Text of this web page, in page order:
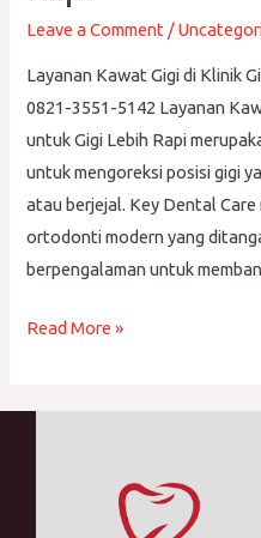
Leave a Comment /
Layanan Kawat Gigi di Klinik
0821-3551-5142 Layanan
untuk Gigi Lebih Rapi
untuk mengoreksi posisi gigi
atau berjejal. Key Dental
ortodonti modern yang
berpengalaman untuk
Klinik
Read More »